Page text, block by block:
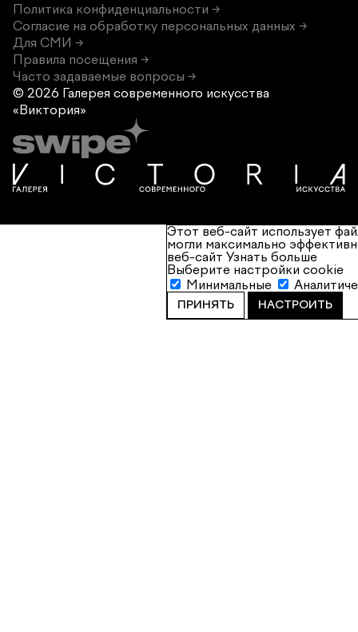
Политика конфиденциальности →
Согласие на обработку персональных данных →
Для СМИ →
Правила посещения →
Часто задаваемые вопросы →
© 2026 Галерея современного искусства
«Виктория»
Этот веб-сайт использует
могли максимально
веб-сайт Узнать больше
Выберите настройки cookie
Минимальные
ПРИНЯТЬ НАСТРОИТЬ